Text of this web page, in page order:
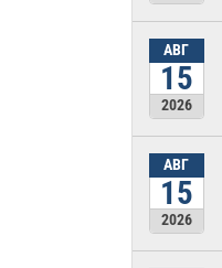
АВГ
15
2026
АВГ
15
2026